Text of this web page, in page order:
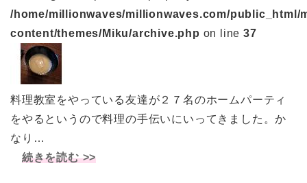
/home/millionwaves/millionwaves.com/public_html/
content/themes/Miku/archive.php on line37
料理教室をやっている友達が２７名のホームパーティ
をやるというので料理の手伝いにいってきました。か
なり…
続きを読む >>